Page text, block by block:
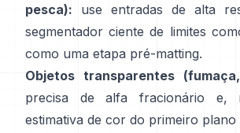
pesca): use entradas de alta
segmentador ciente de limites
como uma etapa pré-matting.
Objetos transparentes
precisa de alfa fracionário e,
estimativa de cor do primeiro plano